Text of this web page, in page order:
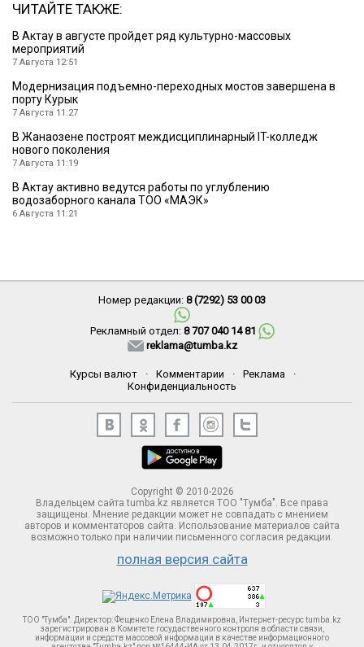
ЧИТАЙТЕ ТАКЖЕ:
В Актау в августе пройдет ряд культурно-массовых
мероприятий
7 Августа 12:51
Модернизация подъемно-переходных мостов завершена в
порту Курык
7 Августа 11:27
В Жанаозене построят междисциплинарный IT-колледж
нового поколения
7 Августа 11:19
В Актау активно ведутся работы по углублению
водозаборного канала ТОО «МАЭК»
6 Августа 11:21
Номер редакции: 8 (7292) 53 00 03
Рекламный отдел: 8 707 040 14 81
reklama@tumba.kz
Курсы валют · Комментарии · Реклама
·
Конфиденциальность
Copyright © 2010-2026
Владельцем сайта tumba.kz является ТОО "Тумба". Все права
защищены. Мнение редакции может не совпадать с мнением
авторов и комментаторов сайта. Использование материалов сайта
возможно только при наличии письменного согласия редакции.
полная версия сайта
ТОО "Тумба". Директор: Фещенко Елена Владимировна, Интернет-ресурс tumba.kz
зарегистрирован в Комитете госудаственного контроля в области связи,
информации и средств массовой информации в качестве информационного